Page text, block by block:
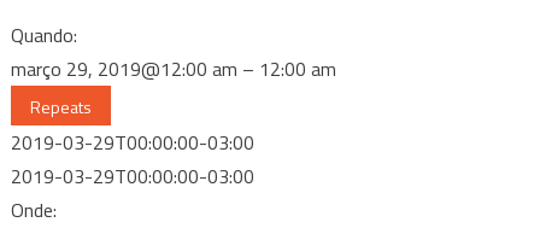
Quando:
março 29, 2019@12:00 am – 12:00 am
Repeats
2019-03-29T00:00:00-03:00
2019-03-29T00:00:00-03:00
Onde: